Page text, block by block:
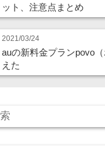
ット、注意点まとめ
2021/03/24
auの新料金プランpovo
えた